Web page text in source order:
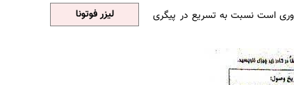
است نسبت به تسریع در پیگری
لیزر فوتونا